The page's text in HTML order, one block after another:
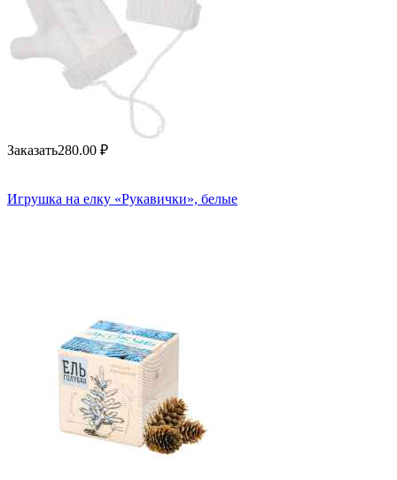
Заказать280.00 ₽
Игрушка на елку «Рукавички», белые